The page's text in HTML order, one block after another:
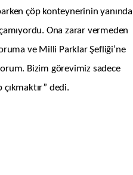
çöp konteynerinin yanında
Ona zarar vermeden
ve Milli Parklar Şefliği’ne
Bizim görevimiz sadece
çıkmaktır” dedi.